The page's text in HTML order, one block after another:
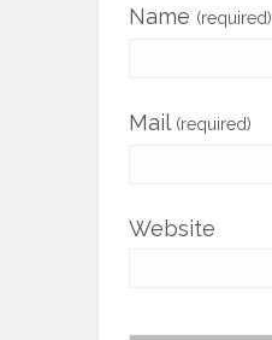
Name (required)
Mail (required)
Website